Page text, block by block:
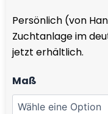
Persönlich (von
Zuchtanlage im
jetzt erhältlich.
Maß
Blue
Snakeskin